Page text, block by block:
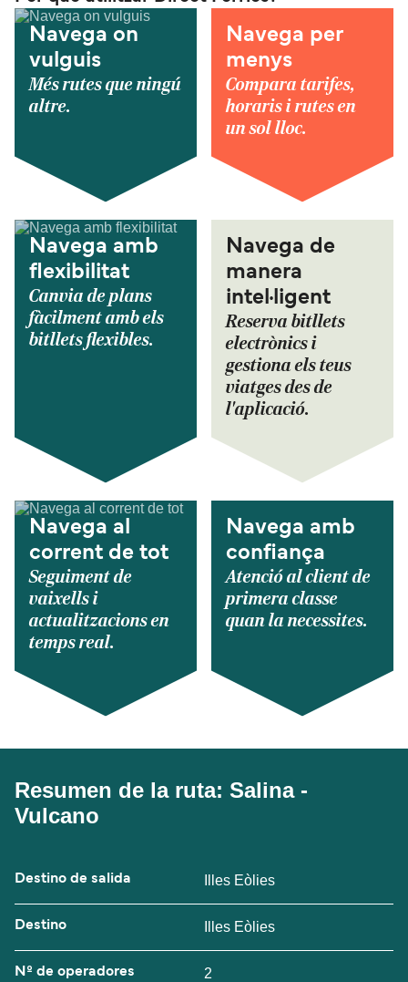
Navega on
vulguis
Més rutes que ningú
altre.
Navega per
menys
Compara tarifes,
horaris i rutes en
un sol lloc.
Navega amb
flexibilitat
Canvia de plans
fàcilment amb els
bitllets flexibles.
Navega de
manera
intel·ligent
Reserva bitllets
electrònics i
gestiona els teus
viatges des de
l'aplicació.
Navega al
corrent de tot
Seguiment de
vaixells i
actualitzacions en
temps real.
Navega amb
confiança
Atenció al client de
primera classe
quan la necessites.
Resumen de la ruta: Salina -
Vulcano
Destino de salida Illes Eòlies
Destino Illes Eòlies
Nº de operadores 2